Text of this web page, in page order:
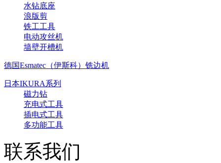
水钻底座
浪版剪
铁工工具
电动攻丝机
墙壁开槽机
德国Esmatec（伊斯科）铣边机
日本IKURA系列
磁力钻
充电式工具
插电式工具
多功能工具
联系我们